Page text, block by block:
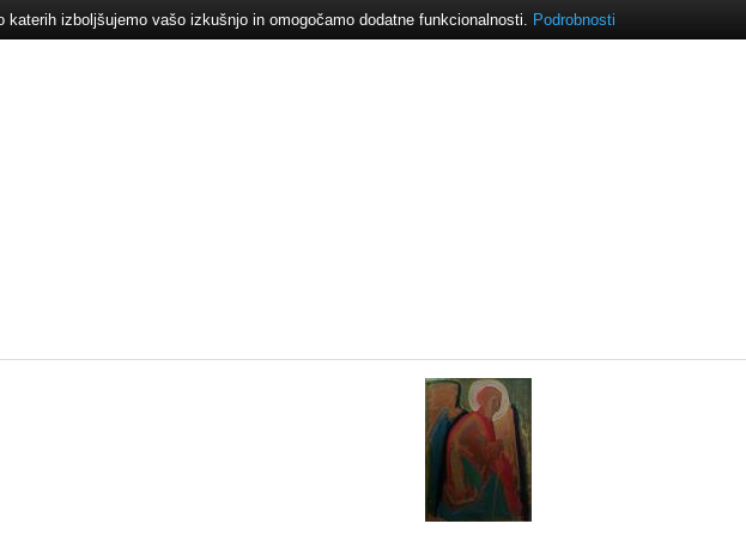
izboljšujemo vašo izkušnjo in omogočamo dodatne funkcionalnosti. Podrobnosti